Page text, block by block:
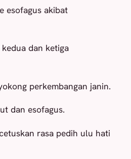
esofagus akibat
dan ketiga
perkembangan janin.
dan esofagus.
rasa pedih ulu hati